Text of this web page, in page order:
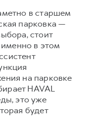
в старшем
парковка —
стоит
в этом
на парковке
HAVAL
это уже
будет